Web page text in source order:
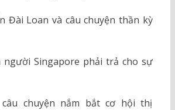
Đài Loan và câu chuyện thần kỳ
người Singapore phải trả cho sự
chuyện nắm bắt cơ hội thị